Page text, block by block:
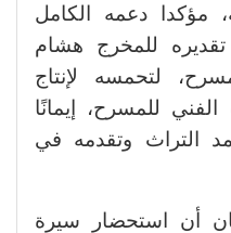
دعمه الكامل
للمخرج هشام
لتحمسه لإنتاج
للمسرح، إيمانًا
التراث وتقدمه في
أن استحضار سيرة